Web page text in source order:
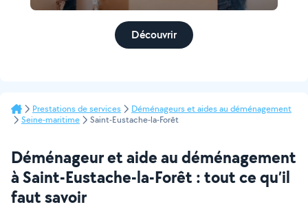
Découvrir
Prestations de services
Déménageurs et aides au déménagement
Seine-maritime
Saint-Eustache-la-Forêt
Déménageur et aide au déménagement
à Saint-Eustache-la-Forêt : tout ce qu’il
faut savoir